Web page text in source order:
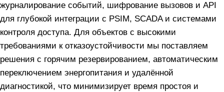
журналирование событий, шифрование вызовов и API
для глубокой интеграции с PSIM, SCADA и системами
контроля доступа. Для объектов с высокими
требованиями к отказоустойчивости мы поставляем
решения с горячим резервированием, автоматическим
переключением энергопитания и удалённой
диагностикой, что минимизирует время простоя и